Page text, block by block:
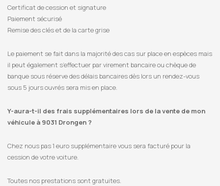
Certificat de cession et signature
Paiement sécurisé
Remise des clés et de la carte grise
Le paiement se fait dans la majorité des cas sur place en espèces mais
il peut également s’effectuer par virement bancaire ou chèque de
banque sous réserve des délais bancaires dès lors un rendez-vous
sous 5 jours ouvrés sera mis en place.
Y-aura-t-il des frais supplémentaires lors de la vente de mon
véhicule à 9031 Drongen ?
Chez nous pas 1 euro supplémentaire vous sera facturé pour la
cession de votre voiture.
Toutes nos prestations sont gratuites.